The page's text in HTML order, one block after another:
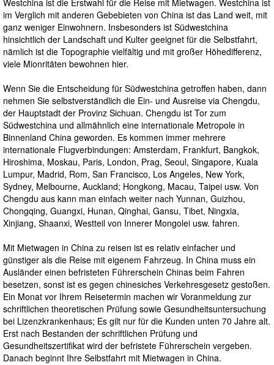
Westchina ist die Erstwahl für die Reise mit Mietwagen. Westchina ist
im Verglich mit anderen Gebebieten von China ist das Land weit, mit
ganz weniger Einwohnern. Insbesonders ist Südwestchina
hinsichtlich der Landschaft und Kulter geeignet für die Selbstfahrt,
nämlich ist die Topographie vielfältig und mit großer Höhedifferenz,
viele Mionritäten bewohnen hier.
Wenn Sie die Entscheidung für Südwestchina getroffen haben, dann
nehmen Sie selbstverständlich die Ein- und Ausreise via Chengdu,
der Hauptstadt der Provinz Sichuan. Chengdu ist Tor zum
Südwestchina und allmähnlich eine internationale Metropole in
Binnenland China geworden. Es kommen immer mehrere
internationale Flugverbindungen: Amsterdam, Frankfurt, Bangkok,
Hiroshima, Moskau, Paris, London, Prag, Seoul, Singapore, Kuala
Lumpur, Madrid, Rom, San Francisco, Los Angeles, New York,
Sydney, Melbourne, Auckland; Hongkong, Macau, Taipei usw. Von
Chengdu aus kann man einfach weiter nach Yunnan, Guizhou,
Chongqing, Guangxi, Hunan, Qinghai, Gansu, Tibet, Ningxia,
Xinjiang, Shaanxi, Westteil von Innerer Mongolei usw. fahren.
Mit Mietwagen in China zu reisen ist es relativ einfacher und
günstiger als die Reise mit eigenem Fahrzeug. In China muss ein
Ausländer einen befristeten Führerschein Chinas beim Fahren
besetzen, sonst ist es gegen chinesiches Verkehresgesetz gestoßen.
Ein Monat vor Ihrem Reisetermin machen wir Voranmeldung zur
schriftlichen theoretischen Prüfung sowie Gesundheitsuntersuchung
bei Lizenzkrankenhaus; Es gilt nur für die Kunden unten 70 Jahre alt.
Erst nach Bestanden der schriftlichen Prüfung und
Gesundheitszertifikat wird der befristete Führerschein vergeben.
Danach beginnt Ihre Selbstfahrt mit Mietwagen in China.